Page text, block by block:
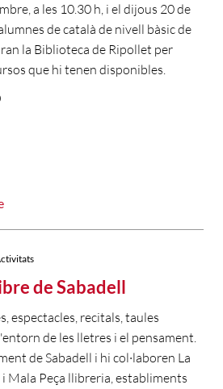
a les 10.30 h, i el dijous 20 de
de català de nivell bàsic de
la Biblioteca de Ripollet per
que hi tenen disponibles.
de Sabadell
espectacles, recitals, taules
de les lletres i el pensament.
de Sabadell i hi col·laboren La
Mala Peça llibreria, establiments